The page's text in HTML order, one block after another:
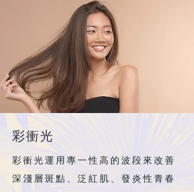
彩衝光
彩衝光運用專一性高的波段來改善
深淺層斑點、泛紅肌、發炎性青春